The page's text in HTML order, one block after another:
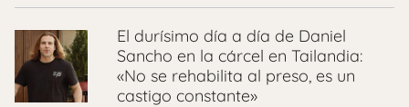
El durísimo día a día de Daniel
Sancho en la cárcel en Tailandia:
«No se rehabilita al preso, es un
castigo constante»